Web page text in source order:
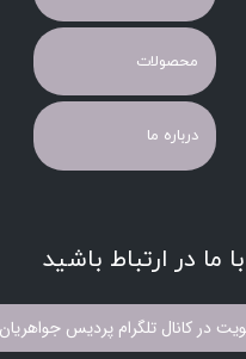
محصولات
درباره ما
با ما در ارتباط باشید
در کانال تلگرام پردیس جواهریان